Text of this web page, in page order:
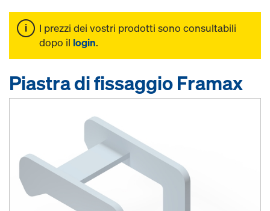
I prezzi dei vostri prodotti sono consultabili
dopo il login.
Piastra di fissaggio Framax